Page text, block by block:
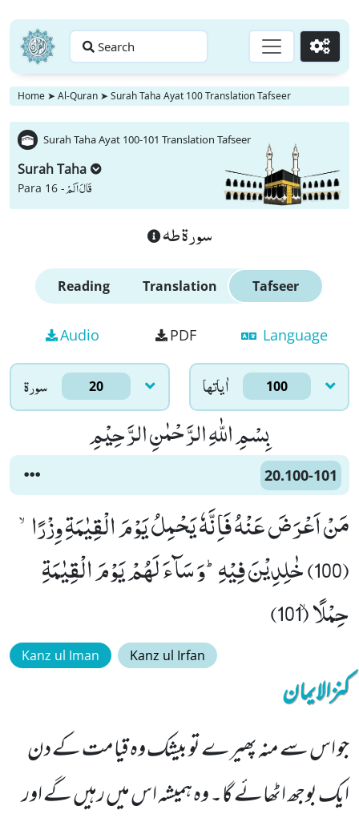
Search Go
Home ➤ Al-Quran ➤ Surah Taha Ayat 100 Translation Tafseer
Surah Taha Ayat 100-101 Translation Tafseer
Surah Taha
Para 16 -قَالَ اَلَمْ
سورة طه
Reading Translation Tafseer
Audio PDF Language
سورۃ 20 اٰياتها 100
بِسْمِ اللّٰهِ الرَّحْمٰنِ الرَّحِیْمِ
20.100-101
مَنْ اَعْرَضَ عَنْهُ فَاِنَّهٗ یَحْمِلُ یَوْمَ الْقِیٰمَةِ وِزْرًاۙ
(100) خٰلِدِیْنَ فِیْهِؕ-وَ سَآءَ لَهُمْ یَوْمَ الْقِیٰمَةِ
حِمْلًاۙ (101)
Kanz ul Iman Kanz ul Irfan
کنزالایمان
جو اس سے منہ پھیرے تو بیشک وہ قیامت کے دن
ایک بوجھ اٹھائے گا۔ وہ ہمیشہ اس میں رہیں گے اور